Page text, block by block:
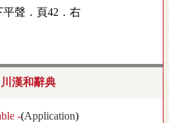
聲．頁42．右
漢和辭典
-(Application)